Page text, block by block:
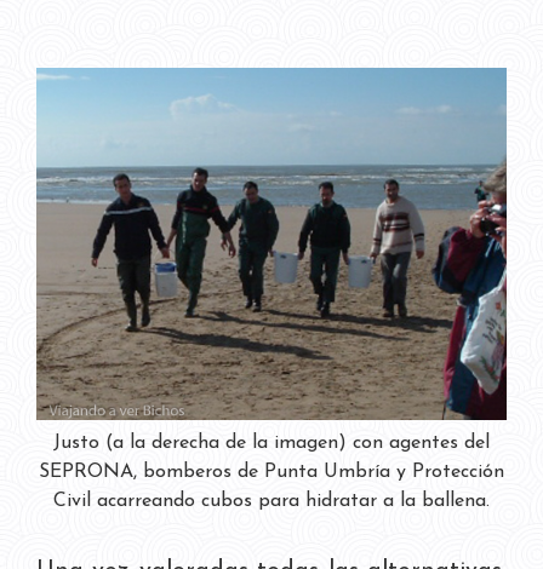
Justo (a la derecha de la imagen) con agentes del
SEPRONA, bomberos de Punta Umbría y Protección
Civil acarreando cubos para hidratar a la ballena.